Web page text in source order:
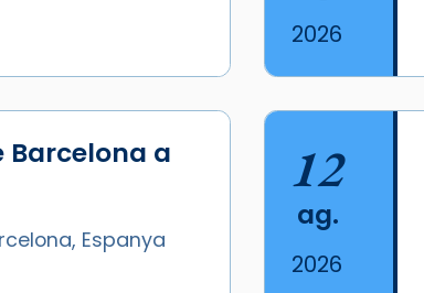
2026
Barcelona a
Espanya
12
ag.
2026